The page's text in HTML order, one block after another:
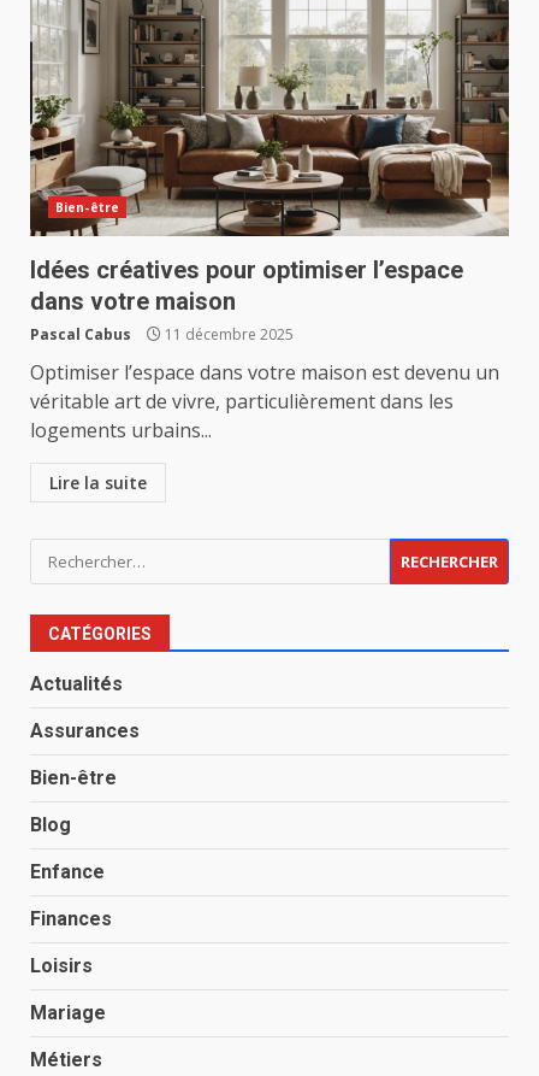
Bien-être
Idées créatives pour optimiser l’espace
dans votre maison
Pascal Cabus 11 décembre 2025
Optimiser l’espace dans votre maison est devenu un
véritable art de vivre, particulièrement dans les
logements urbains...
Lire la suite
Rechercher :
CATÉGORIES
Actualités
Assurances
Bien-être
Blog
Enfance
Finances
Loisirs
Mariage
Métiers